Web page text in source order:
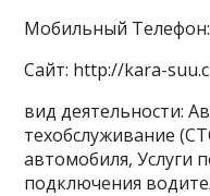
Мобильный Телефон:
Сайт: http://kara-
вид деятельности:
техобслуживание
автомобиля, Услуги
подключения